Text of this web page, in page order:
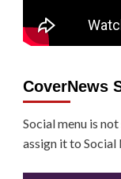
CoverNews
Social menu is
assign it to Social